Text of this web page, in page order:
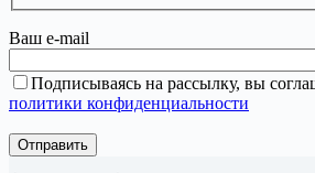
Ваш e-mail
Подписываясь на рассылку, вы
политики конфиденциальности